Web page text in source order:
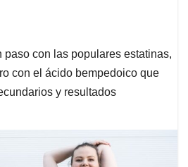
paso con las populares estatinas,
con el ácido bempedoico que
y resultados